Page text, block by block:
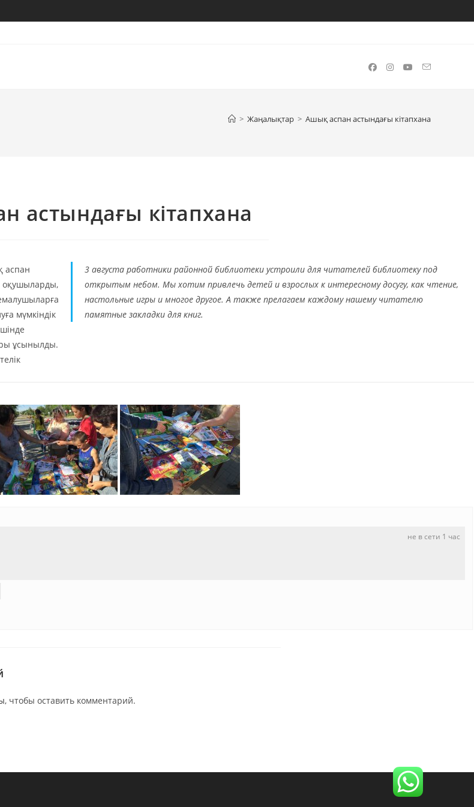
> Жаңалықтар > Ашық аспан астындағы кітапхана
астындағы кітапхана
аспан
оқушыларды,
мүмкіндік
ұсынылды.
3 августа работники районной библиотеки устроили для читателей библиотеку под
открытым небом. Мы хотим привлечь детей и взрослых к интересному досугу, как чтение,
настольные игры и многое другое. А также прелагаем каждому нашему читателю
памятные закладки для книг.
не в сети 1 час
, чтобы оставить комментарий.